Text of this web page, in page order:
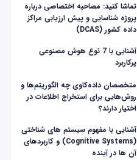
تماشا کنید: مصاحبه اختصاصی درباره
پروژه شناسایی و پیش ارزیابی مراکز
داده کشور (DCAS)
آشنایی با 7 نوع هوش مصنوعی
پرکاربرد
متخصصان داده‌کاوی چه الگوریتم‌ها و
روش‌هایی برای استخراج اطلاعات در
اختیار دارند؟
آشنایی با مفهوم سیستم های شناختی
(Cognitive Systems) و کاربردهای
آن ها در آینده